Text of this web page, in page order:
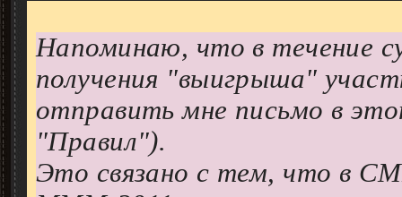
Напоминаю, что в течение
получения "выигрыша"
отправить мне письмо в
"Правил").
Это связано с тем, что в